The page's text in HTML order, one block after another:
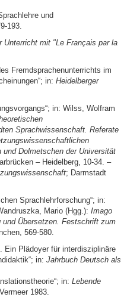
und
193.
Unterricht mit "Le Français par la
Fremdsprachenunterrichts im
in: Heidelberger
in: Wilss, Wolfram
Sprachwissenschaft. Referate
Dolmetschen der Universität
– Heidelberg, 10-34. –
; Darmstadt
Sprachlehrforschung“; in:
Mario (Hgg.): Imago
Übersetzen. Festschrift zum
569-580.
Ein Plädoyer für interdisziplinäre
in: Jahrbuch Deutsch als
in: Lebende
1983.